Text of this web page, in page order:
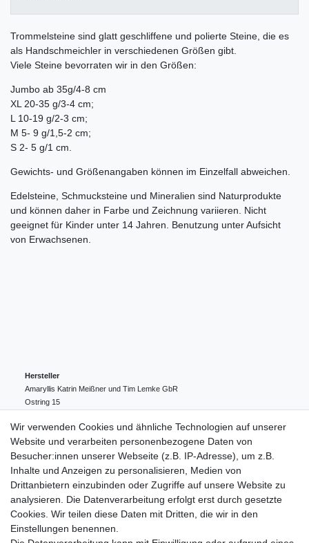
Trommelsteine sind glatt geschliffene und polierte Steine, die es
als Handschmeichler in verschiedenen Größen gibt.
Viele Steine bevorraten wir in den Größen:
Jumbo ab 35g/4-8 cm
XL 20-35 g/3-4 cm;
L 10-19 g/2-3 cm;
M 5- 9 g/1,5-2 cm;
S 2- 5 g/1 cm.
Gewichts- und Größenangaben können im Einzelfall abweichen.
Edelsteine, Schmucksteine und Mineralien sind Naturprodukte
und können daher in Farbe und Zeichnung variieren. Nicht
geeignet für Kinder unter 14 Jahren. Benutzung unter Aufsicht
von Erwachsenen.
Hersteller
Amaryllis Katrin Meißner und Tim Lemke GbR
Ostring 15
004943548099856
amaryllis-eckernfoerde@t-online.de
EU-Verantwortlicher
Amaryllis Katrin Meißner und Tim Lemke GbR
Ostring
15
004943548099856
amaryllis-eckernfoerde@t-online.de
Wir verwenden Cookies und ähnliche Technologien auf unserer
Website und verarbeiten personenbezogene Daten von
Besucher:innen unserer Webseite (z.B. IP-Adresse), um z.B.
Inhalte und Anzeigen zu personalisieren, Medien von
Drittanbietern einzubinden oder Zugriffe auf unsere Website zu
analysieren. Die Datenverarbeitung erfolgt erst durch gesetzte
Cookies. Wir teilen diese Daten mit Dritten, die wir in den
Einstellungen benennen.